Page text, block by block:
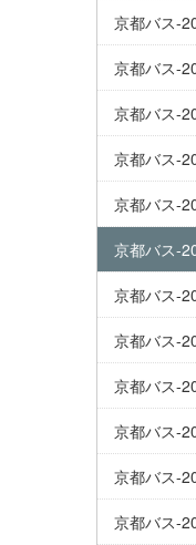
京都バス-
京都バス-
京都バス-
京都バス-
京都バス-
京都バス-
京都バス-
京都バス-
京都バス-
京都バス-
京都バス-
京都バス-